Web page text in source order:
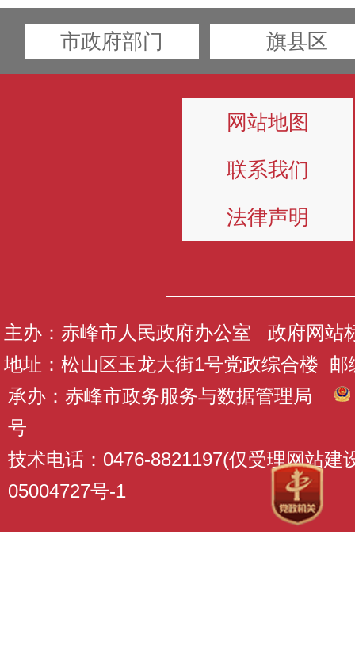
市政府部门 旗县区
网站地图
联系我们
法律声明
主办：赤峰市人民政府办公室 政府网站
地址：松山区玉龙大街1号党政综合楼 邮
承办：赤峰市政务服务与数据管理局
号
技术电话：0476-8821197(仅受理网站建
05004727号-1